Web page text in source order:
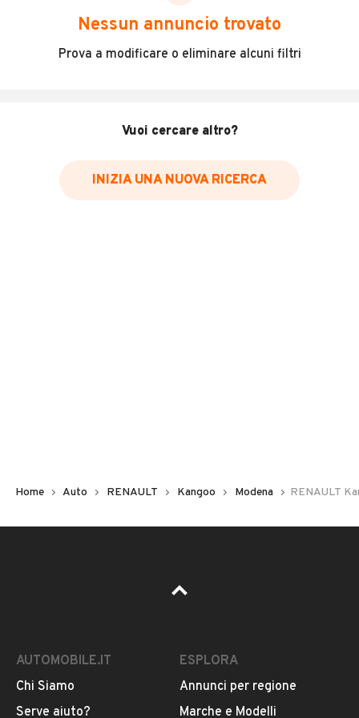
scegliere in modo trasparente e sicuro, come:
Incidenti in cui è stato coinvolto il veicolo
Data e luogo delle revisioni effettuate
Inserisci il numero di targa per verificare la disponibilità
Pubblicità
Nessun annuncio trovato
Prova a modificare o eliminare alcuni filtri
Vuoi cercare altro?
INIZIA UNA NUOVA RICERCA
Home Auto RENAULT Kangoo Modena RENAULT
AUTOMOBILE.IT
Chi Siamo
Serve aiuto?
ESPLORA
Annunci per regione
Marche e Modelli